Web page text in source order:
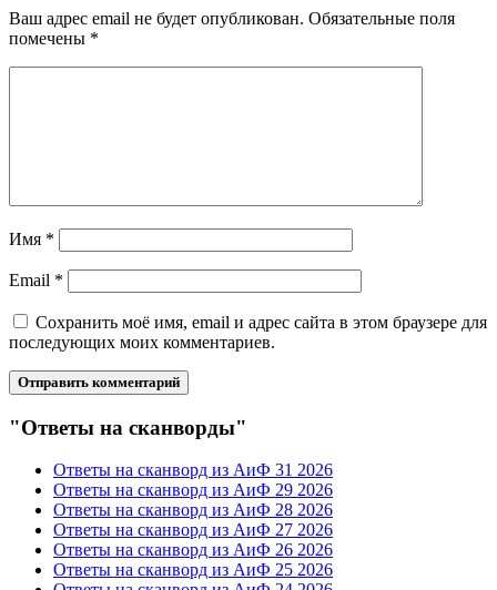
Ваш адрес email не будет опубликован. Обязательные поля
помечены *
Имя *
Email *
Сохранить моё имя, email и адрес сайта в этом браузере для
последующих моих комментариев.
"Ответы на сканворды"
Ответы на сканворд из АиФ 31 2026
Ответы на сканворд из АиФ 29 2026
Ответы на сканворд из АиФ 28 2026
Ответы на сканворд из АиФ 27 2026
Ответы на сканворд из АиФ 26 2026
Ответы на сканворд из АиФ 25 2026